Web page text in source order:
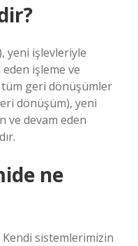
yeni işlevleriyle
işleme ve
tüm geri dönüşümler
dönüşüm), yeni
ve devam eden
ne
sistemlerimizin